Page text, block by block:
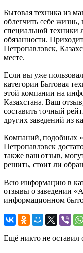
Бытовая техника из
облегчить себе
специальной техники
обязанности.
Петропавловск,
месте.
Если вы уже
категории Бытовая
этой компании на
Казахстана. Ваш
составить точный
других заведений из
Компаний, подобных
Петропавловск
также ваш отзыв,
решить, стоит ли
Всю информацию в
отзывы о заведении
информационном
Ещё никто не оставил